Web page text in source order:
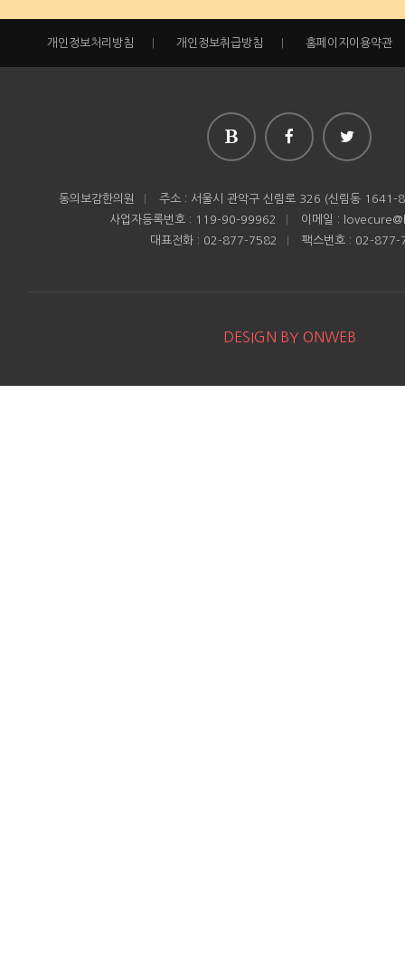
개인정보처리방침 개인정보취급방침 홈페이지이용약관
동의보감한의원
주소 : 서울시 관악구 신림로 326 (신림동 1641-
사업자등록번호 : 119-90-99962
이메일 :
대표전화 : 02-877-7582
팩스번호 : 02-877-
DESIGN BY ONWEB